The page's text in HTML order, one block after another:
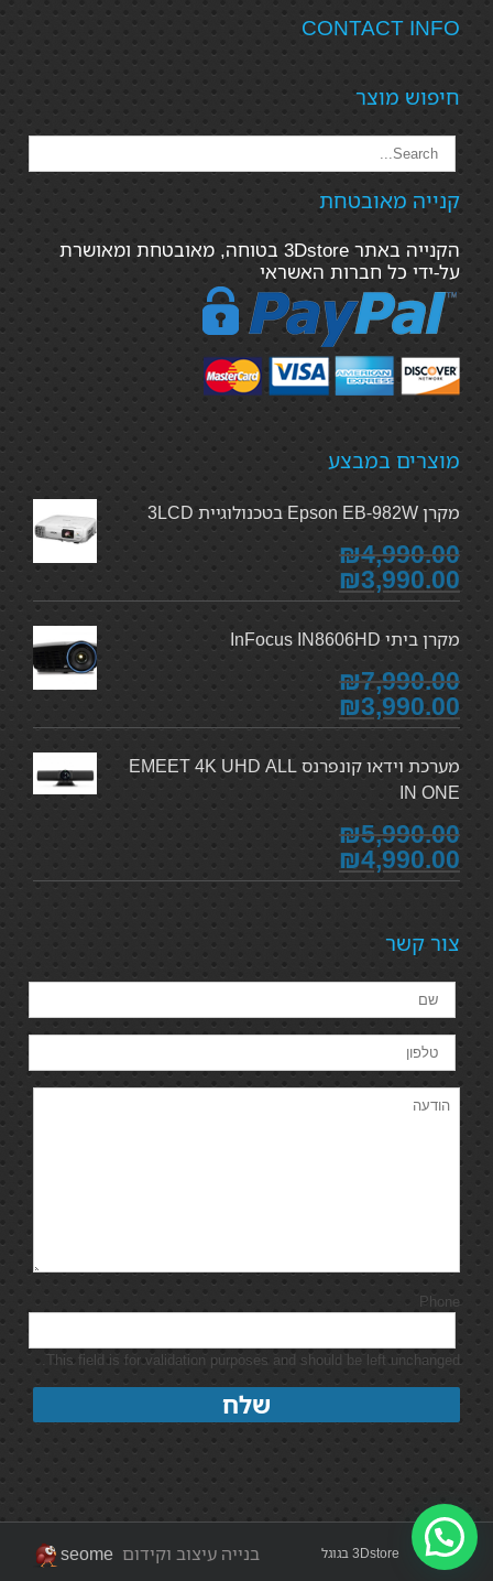
CONTACT INFO
חיפוש מוצר
קנייה מאובטחת
הקנייה באתר 3Dstore בטוחה, מאובטחת ומאושרת
על-ידי כל חברות האשראי
מוצרים במבצע
מקרן Epson EB-982W בטכנולוגיית 3LCD
₪4,990.00
₪3,990.00
מקרן ביתי InFocus IN8606HD
₪7,990.00
₪3,990.00
מערכת וידאו קונפרנס EMEET 4K UHD ALL
IN ONE
₪5,990.00
₪4,990.00
צור קשר
Phone
This field is for validation purposes and should be left unchanged.
בנייה עיצוב וקידום seome 3Dstore בגוגל